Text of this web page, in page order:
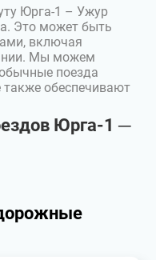
Юрга-1 – Ужур
Это может быть
включая
Мы можем
поезда
также обеспечивают
Юрга-1 ─